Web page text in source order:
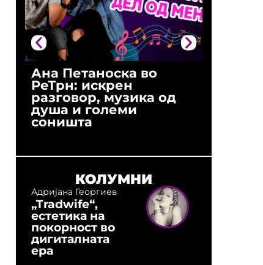
Ана Петаноска во
РеТрн: искрен
разговор, музика од
душа и големи
соништа
КОЛУМНИ
Адријана Георгиев
„Tradwife“,
естетика на
покорност во
дигиталната
ера